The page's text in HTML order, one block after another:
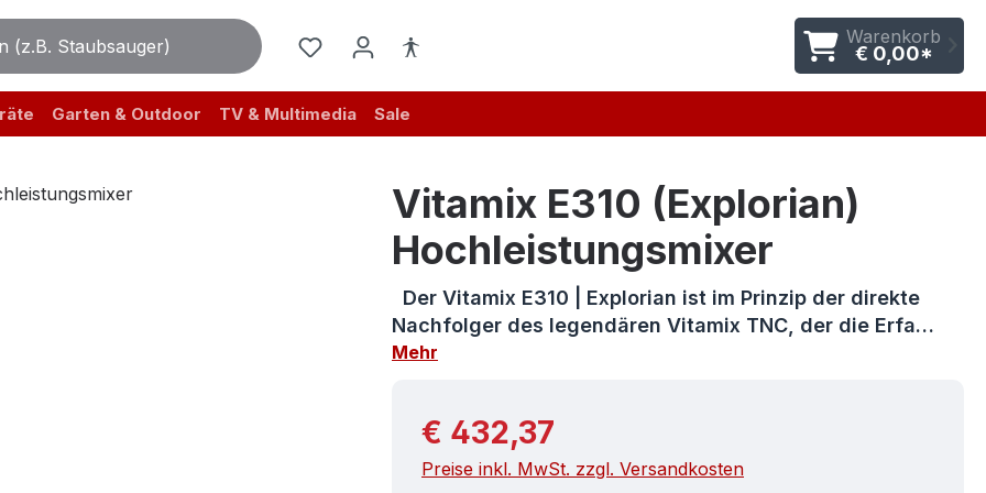
Warenkorb
€ 0,00*
Garten & Outdoor TV & Multimedia Sale
Vitamix E310 (Explorian)
Hochleistungsmixer
Der Vitamix E310 | Explorian ist im Prinzip der direkte
Nachfolger des legendären Vitamix TNC, der die Erfa…
Mehr
Regulärer Preis:
€ 432,37
Preise inkl. MwSt. zzgl. Versandkosten